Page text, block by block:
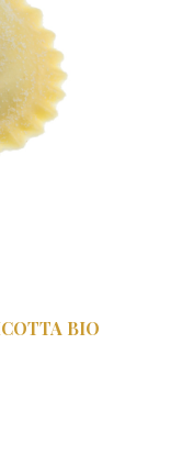
BIO